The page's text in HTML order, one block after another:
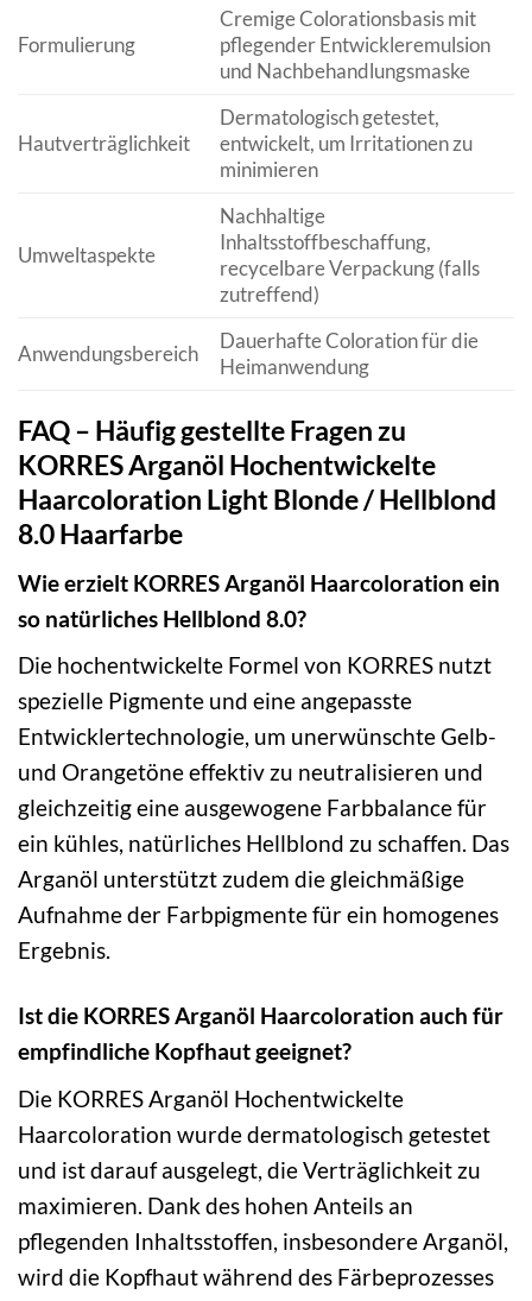
Formulierung
Cremige Colorationsbasis mit
pflegender Entwickleremulsion
und Nachbehandlungsmaske
Hautverträglichkeit
Dermatologisch getestet,
entwickelt, um Irritationen zu
minimieren
Umweltaspekte
Nachhaltige
Inhaltsstoffbeschaffung,
recycelbare Verpackung (falls
zutreffend)
Anwendungsbereich
Dauerhafte Coloration für die
Heimanwendung
FAQ – Häufig gestellte Fragen zu
KORRES Arganöl Hochentwickelte
Haarcoloration Light Blonde / Hellblond
8.0 Haarfarbe
Wie erzielt KORRES Arganöl Haarcoloration ein
so natürliches Hellblond 8.0?
Die hochentwickelte Formel von KORRES nutzt
spezielle Pigmente und eine angepasste
Entwicklertechnologie, um unerwünschte Gelb-
und Orangetöne effektiv zu neutralisieren und
gleichzeitig eine ausgewogene Farbbalance für
ein kühles, natürliches Hellblond zu schaffen. Das
Arganöl unterstützt zudem die gleichmäßige
Aufnahme der Farbpigmente für ein homogenes
Ergebnis.
Ist die KORRES Arganöl Haarcoloration auch für
empfindliche Kopfhaut geeignet?
Die KORRES Arganöl Hochentwickelte
Haarcoloration wurde dermatologisch getestet
und ist darauf ausgelegt, die Verträglichkeit zu
maximieren. Dank des hohen Anteils an
pflegenden Inhaltsstoffen, insbesondere Arganöl,
wird die Kopfhaut während des Färbeprozesses